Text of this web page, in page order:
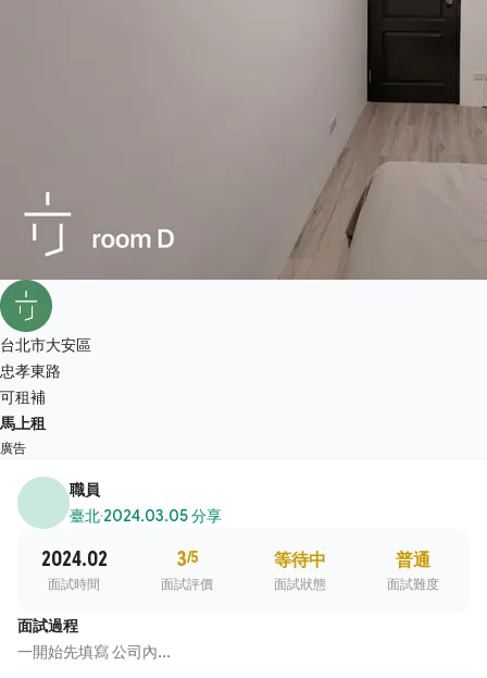
台北市大安區
忠孝東路
可租補
馬上租
廣告
職員
臺北·2024.03.05 分享
2024.02
面試時間
3/5
面試評價
等待中
面試狀態
普通
面試難度
面試過程
一開始先填寫 公司內...